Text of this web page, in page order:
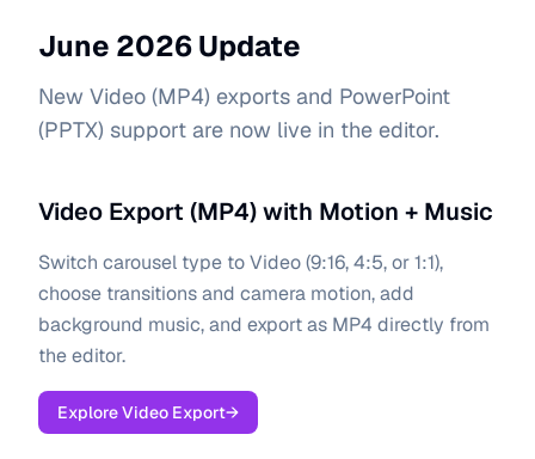
June 2026 Update
New Video (MP4) exports and PowerPoint
(PPTX) support are now live in the editor.
Video Export (MP4) with Motion + Music
Switch carousel type to Video (9:16, 4:5, or 1:1),
choose transitions and camera motion, add
background music, and export as MP4 directly from
the editor.
Explore Video Export→